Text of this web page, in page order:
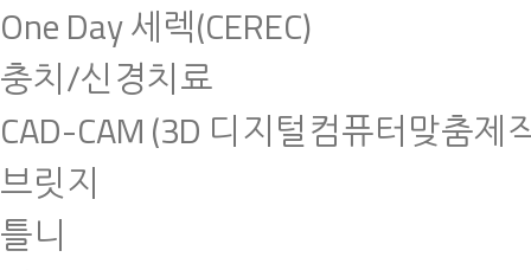
One Day 세렉(CEREC)
충치/신경치료
CAD-CAM (3D 디지털컴퓨터맞춤제
브릿지
틀니